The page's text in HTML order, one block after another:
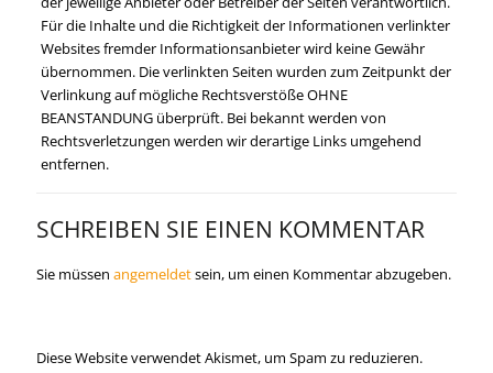
Für die Inhalte und die Richtigkeit der Informationen verlinkter
Websites fremder Informationsanbieter wird keine Gewähr
übernommen. Die verlinkten Seiten wurden zum Zeitpunkt der
Verlinkung auf mögliche Rechtsverstöße OHNE
BEANSTANDUNG überprüft. Bei bekannt werden von
Rechtsverletzungen werden wir derartige Links umgehend
entfernen.
SCHREIBEN SIE EINEN KOMMENTAR
Sie müssen angemeldetsein, um einen Kommentar abzugeben.
Diese Website verwendet Akismet, um Spam zu reduzieren.